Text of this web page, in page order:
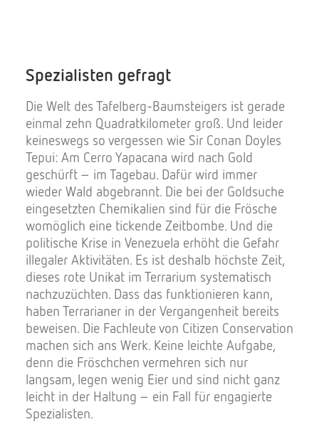
Spezialisten gefragt
Die Welt des Tafelberg-Baumsteigers ist gerade
einmal zehn Quadratkilometer groß. Und leider
keineswegs so vergessen wie Sir Conan Doyles
Tepui: Am Cerro Yapacana wird nach Gold
geschürft – im Tagebau. Dafür wird immer
wieder Wald abgebrannt. Die bei der Goldsuche
eingesetzten Chemikalien sind für die Frösche
womöglich eine tickende Zeitbombe. Und die
politische Krise in Venezuela erhöht die Gefahr
illegaler Aktivitäten. Es ist deshalb höchste Zeit,
dieses rote Unikat im Terrarium systematisch
nachzuzüchten. Dass das funktionieren kann,
haben Terrarianer in der Vergangenheit bereits
beweisen. Die Fachleute von Citizen Conservation
machen sich ans Werk. Keine leichte Aufgabe,
denn die Fröschchen vermehren sich nur
langsam, legen wenig Eier und sind nicht ganz
leicht in der Haltung – ein Fall für engagierte
Spezialisten.